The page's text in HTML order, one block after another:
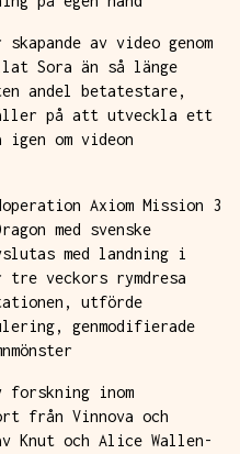
av video genom
Sora än så länge
andel betatestare,
på att utveckla ett
igen om videon
Axiom Mission 3
med svenske
med landning i
veckors rymdresa
utförde
genmodifierade
inom
från Vinnova och
och Alice Wallen­­